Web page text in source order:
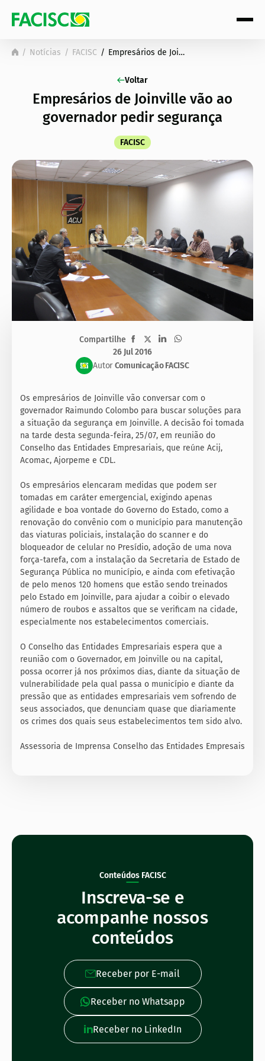
Notícias FACISC Empresários de Joinville vão ao governador pedir segurança
Empresários de Joinville vão ao
governador pedir segurança
FACISC
Voltar
26 Jul 2016
Autor Comunicação FACISC
Compartilhe
Os empresários de Joinville vão conversar com o
governador Raimundo Colombo para buscar soluções para
a situação da segurança em Joinville. A decisão foi tomada
na tarde desta segunda-feira, 25/07, em reunião do
Conselho das Entidades Empresariais, que reúne Acij,
Acomac, Ajorpeme e CDL.
Os empresários elencaram medidas que podem ser
tomadas em caráter emergencial, exigindo apenas
agilidade e boa vontade do Governo do Estado, como a
renovação do convênio com o município para manutenção
das viaturas policiais, instalação do scanner e do
bloqueador de celular no Presídio, adoção de uma nova
força-tarefa, com a instalação da Secretaria de Estado de
Segurança Pública no município, e ainda com efetivação
de pelo menos 120 homens que estão sendo treinados
pelo Estado em Joinville, para ajudar a coibir o elevado
número de roubos e assaltos que se verificam na cidade,
especialmente nos estabelecimentos comerciais.
O Conselho das Entidades Empresariais espera que a
reunião com o Governador, em Joinville ou na capital,
possa ocorrer já nos próximos dias, diante da situação de
vulnerabilidade pela qual passa o município e diante da
pressão que as entidades empresariais vem sofrendo de
seus associados, que denunciam quase que diariamente
os crimes dos quais seus estabelecimentos tem sido alvo.
Assessoria de Imprensa Conselho das Entidades Empresais
Inscreva-se e
acompanhe nossos
conteúdos
Conteúdos FACISC
Receber por E-mail
Receber no Whatsapp
Receber no LinkedIn